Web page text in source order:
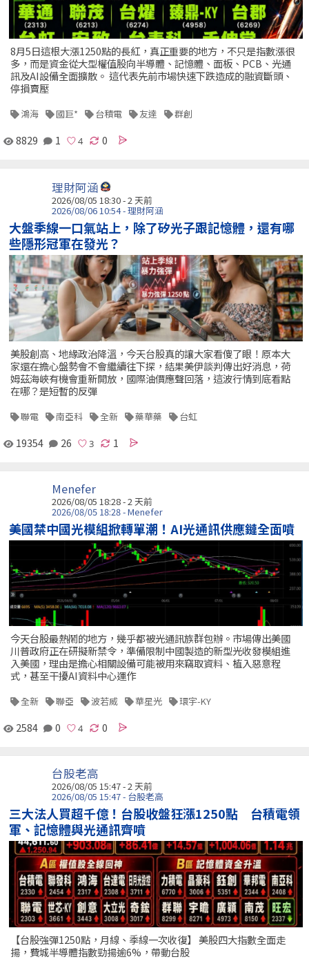
8月5日這根大漲1250點的長紅，真正重要的地方，不只是指數漲很
多，而是資金從大型權值股向半導體、記憶體、面板、PCB、光通
訊及AI設備全面擴散。 這代表先前市場快速下跌造成的融資斷頭、
停損賣壓
鴻海 國巨* 台積電 友達 群創
8829 1 0
理財阿涵
2026/08/05 18:30 - 2 天前
2026/08/06 10:54 - 理財阿涵
大盤季線一口氣站上，除了矽光子跟記憶體，還有哪
些隱形冠軍在發光？
美股創高、地緣政治降溫，今天台股真的讓大家看傻了眼！原本大
家還在擔心盤勢會不會繼續往下探，結果美伊談判傳出好消息，荷
姆茲海峽有機會重新開放，國際油價應聲回落，這波行情到底看點
在哪？是短暫的反彈
聯電 南亞科 全新 藥華藥 台虹
19354 26 1
Menefer
2026/08/05 18:28 - 2 天前
2026/08/05 18:28 - Menefer
美國禁中國光模組掀轉單潮！AI光通訊供應鏈全面噴
今天台股最熱鬧的地方，幾乎都被光通訊族群包辦。市場傳出美國
川普政府正在研擬新禁令，準備限制中國製造的新型光收發模組進
入美國，理由是擔心相關設備可能被用來竊取資料、植入惡意程
式，甚至干擾AI資料中心運作
全新 聯亞 波若威 華星光 環宇-KY
2584 0 0
台股老高
2026/08/05 15:47 - 2 天前
2026/08/05 15:47 - 台股老高
三大法人買超千億！台股收盤狂漲1250點 台積電領
軍、記憶體與光通訊齊噴
【台股強彈1250點，月線、季線一次收復】 美股四大指數全面走
揚，費城半導體指數勁揚逾6%，帶動台股